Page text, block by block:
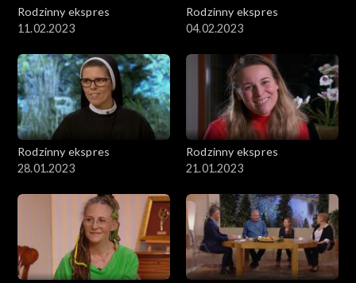
Rodzinny ekspres
11.02.2023
Rodzinny ekspres
04.02.2023
Rodzinny ekspres
28.01.2023
Rodzinny ekspres
21.01.2023